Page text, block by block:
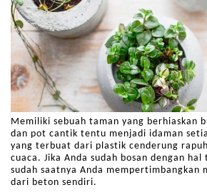
Memiliki sebuah taman yang berhiaskan
dan pot cantik tentu menjadi idaman
yang terbuat dari plastik cenderung
cuaca. Jika Anda sudah bosan dengan
sudah saatnya Anda mempertimbangkan
dari beton sendiri.